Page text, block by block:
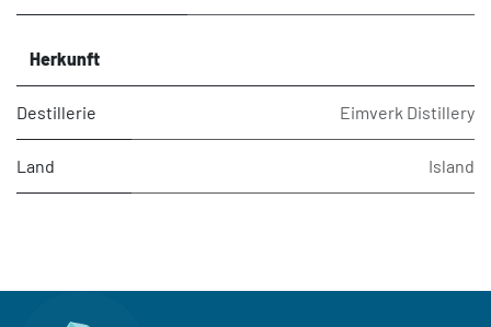
Herkunft
Destillerie Eimverk Distillery
Land Island